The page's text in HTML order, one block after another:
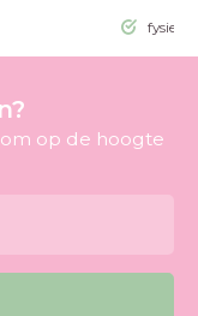
fysieke
op de hoogte